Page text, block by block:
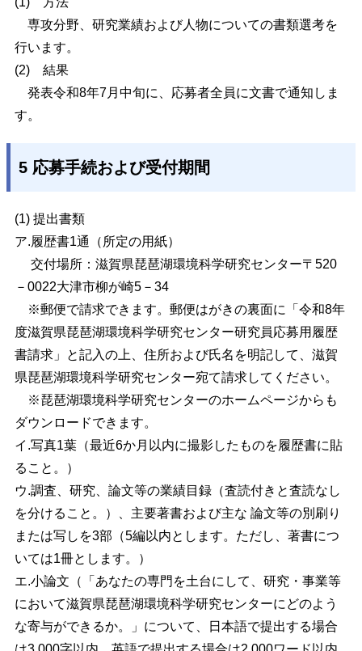
専攻分野、研究業績および人物についての書類選考を
行います。
(2) 結果
発表令和8年7月中旬に、応募者全員に文書で通知しま
す。
5 応募手続および受付期間
(1) 提出書類
ア.履歴書1通（所定の用紙）
交付場所：滋賀県琵琶湖環境科学研究センター〒520
－0022大津市柳が崎5－34
※郵便で請求できます。郵便はがきの裏面に「令和8年
度滋賀県琵琶湖環境科学研究センター研究員応募用履歴
書請求」と記入の上、住所および氏名を明記して、滋賀
県琵琶湖環境科学研究センター宛て請求してください。
※琵琶湖環境科学研究センターのホームページからも
ダウンロードできます。
イ.写真1葉（最近6か月以内に撮影したものを履歴書に貼
ること。）
ウ.調査、研究、論文等の業績目録（査読付きと査読なし
を分けること。）、主要著書および主な 論文等の別刷り
または写しを3部（5編以内とします。ただし、著書につ
いては1冊とします。）
エ.小論文（「あなたの専門を土台にして、研究・事業等
において滋賀県琵琶湖環境科学研究センターにどのよう
な寄与ができるか。」について、日本語で提出する場合